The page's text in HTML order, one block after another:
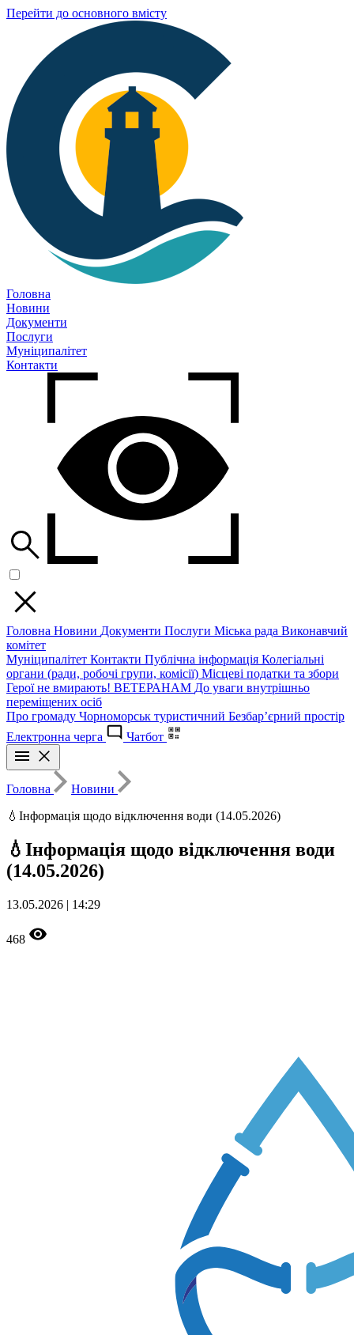
Перейти до основного вмісту
Головна
Новини
Документи
Послуги
Муніципалітет
Контакти
Головна Новини Документи Послуги Міська рада Виконавчий
комітет
Муніципалітет Контакти Публічна інформація Колегіальні
органи (ради, робочі групи, комісії) Місцеві податки та збори
Герої не вмирають! ВЕТЕРАНАМ До уваги внутрішньо
переміщених осіб
Про громаду Чорноморськ туристичний Безбар’єрний простір
Електронна черга
Чатбот
Головна
Новини
💧Інформація щодо відключення води (14.05.2026)
💧Інформація щодо відключення води
(14.05.2026)
13.05.2026 | 14:29
468